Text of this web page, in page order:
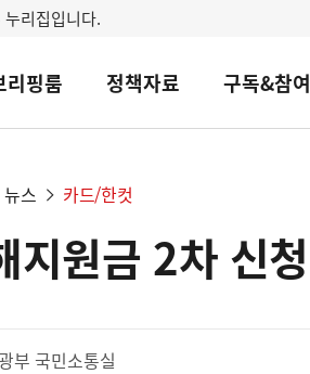
리집입니다.
리핑룸 정책자료 구독&참여
스 카드/한컷
지원금 2차 신
부 국민소통실